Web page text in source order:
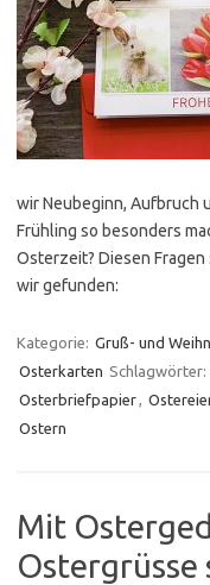
wir Neubeginn, Aufbruch
Frühling so besonders
Osterzeit? Diesen
wir gefunden:
Kategorie: Gruß- und
Osterkarten Schlagwörter:
Osterbriefpapier
Ostern
Mit
Ostergrüsse